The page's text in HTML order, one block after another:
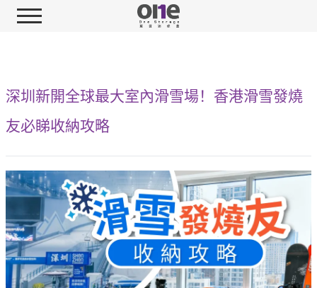
深圳新開全球最大室內滑雪場！香港滑雪發燒
友必睇收納攻略